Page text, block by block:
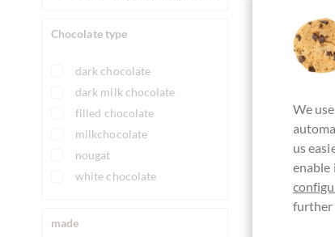
Chocolate type
dark chocolate
dark milk chocolate
filled chocolate
milkchocolate
nougat
white chocolate
made
Compare
We
us
enable
further